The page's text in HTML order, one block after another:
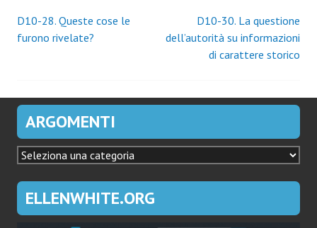
Navigazione
articoli
D10-28. Queste cose le
furono rivelate?
D10-30. La questione
dell’autorità su informazioni
di carattere storico
ARGOMENTI
ARGOMENTI
ELLENWHITE.ORG